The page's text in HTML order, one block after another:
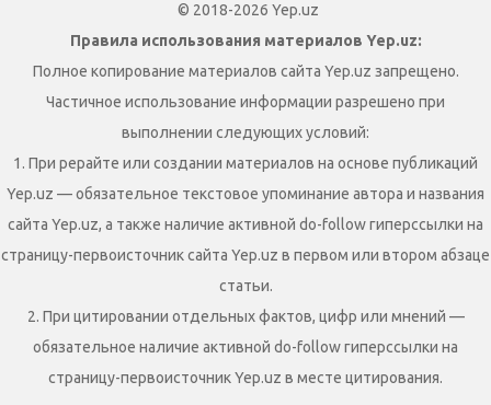
© 2018-2026 Yep.uz
Правила использования материалов Yep.uz:
Полное копирование материалов сайта Yep.uz запрещено.
Частичное использование информации разрешено при
выполнении следующих условий:
1. При рерайте или создании материалов на основе публикаций
Yep.uz — обязательное текстовое упоминание автора и названия
сайта Yep.uz, а также наличие активной do-follow гиперссылки на
страницу-первоисточник сайта Yep.uz в первом или втором абзаце
статьи.
2. При цитировании отдельных фактов, цифр или мнений —
обязательное наличие активной do-follow гиперссылки на
страницу-первоисточник Yep.uz в месте цитирования.